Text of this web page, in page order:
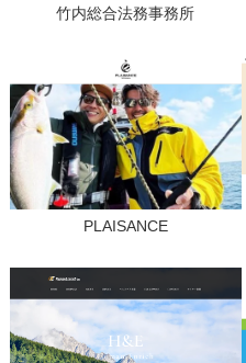
竹内総合法務事務所
PLAISANCE